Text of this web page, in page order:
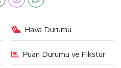
Hava Durumu
Puan Durumu ve Fikstür